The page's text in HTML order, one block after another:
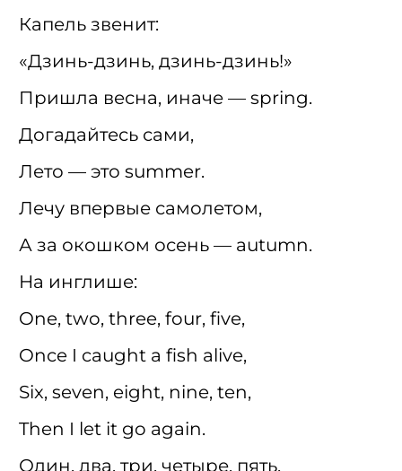
Капель звенит:
«Дзинь-дзинь, дзинь-дзинь!»
Пришла весна, иначе — spring.
Догадайтесь сами,
Лето — это summer.
Лечу впервые самолетом,
А за окошком осень — autumn.
На инглише:
One, two, three, four, five,
Once I caught a fish alive,
Six, seven, eight, nine, ten,
Then I let it go again.
Один, два, три, четыре, пять,